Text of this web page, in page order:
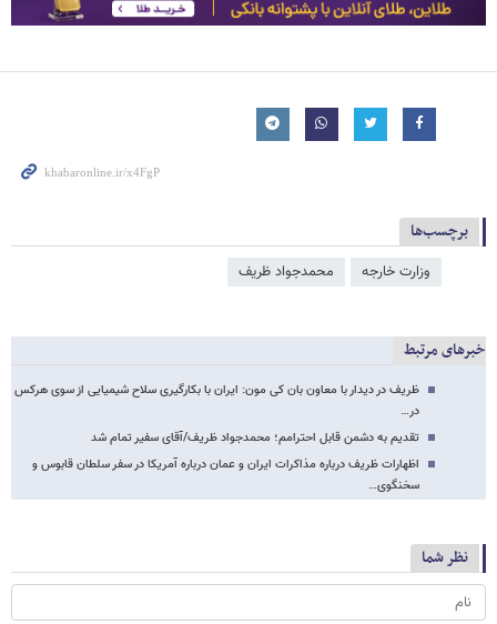
برچسب‌ها
وزارت خارجه محمدجواد ظریف
خبرهای مرتبط
ظریف در دیدار با معاون بان کی مون: ایران با بکارگیری سلاح شیمیایی از سوی هرکس
در…
تقدیم به دشمن قابل احترامم؛ محمدجواد ظریف/آقای سفیر تمام شد
اظهارات ظریف درباره مذاکرات ایران و عمان درباره آمریکا در سفر سلطان قابوس و
سخنگوی…
نظر شما